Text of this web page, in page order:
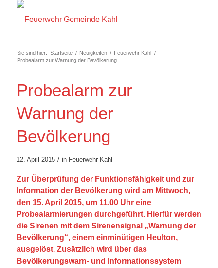
Sie sind hier: Startseite / Neuigkeiten / Feuerwehr Kahl /
Probealarm zur Warnung der Bevölkerung
Probealarm zur
Warnung der
Bevölkerung
12. April 2015 / in Feuerwehr Kahl
Zur Überprüfung der Funktionsfähigkeit und zur
Information der Bevölkerung wird am Mittwoch,
den 15. April 2015, um 11.00 Uhr eine
Probealarmierungen durchgeführt. Hierfür werden
die Sirenen mit dem Sirenensignal „Warnung der
Bevölkerung“, einem einminütigen Heulton,
ausgelöst. Zusätzlich wird über das
Bevölkerungswarn- und Informationssystem